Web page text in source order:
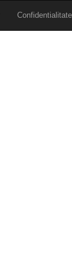
Confidentialitate